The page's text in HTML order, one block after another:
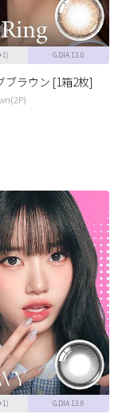
G.DIA 13.0
ブラウン [1箱2枚]
G.DIA 13.6